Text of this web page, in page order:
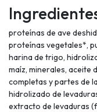
proteínas de ave
proteínas vegetales*,
harina de trigo,
maíz, minerales, aceite
completas y partes de
hidrolizado de
extracto de levaduras